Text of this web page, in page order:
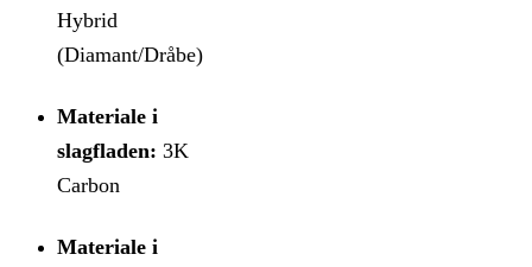
Hybrid
(Diamant/Dråbe)
Materiale i
slagfladen: 3K
Carbon
Materiale i